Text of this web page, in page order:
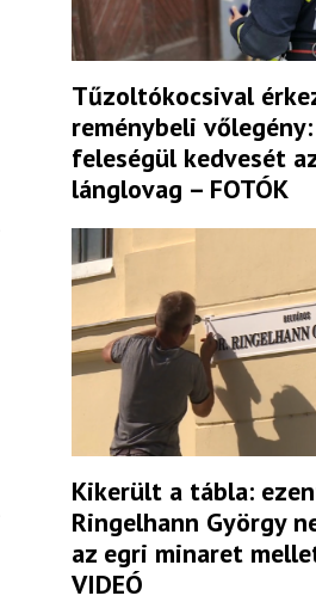
Tűzoltókocsival
reménybeli
feleségül kedvesét
lánglovag – FOTÓK
Kikerült a tábla:
Ringelhann György
az egri minaret
VIDEÓ